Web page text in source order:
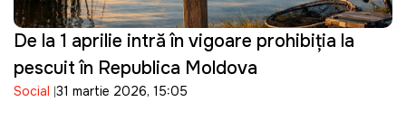
De la 1 aprilie intră în vigoare prohibiția la
pescuit în Republica Moldova
Social 31 martie 2026, 15:05